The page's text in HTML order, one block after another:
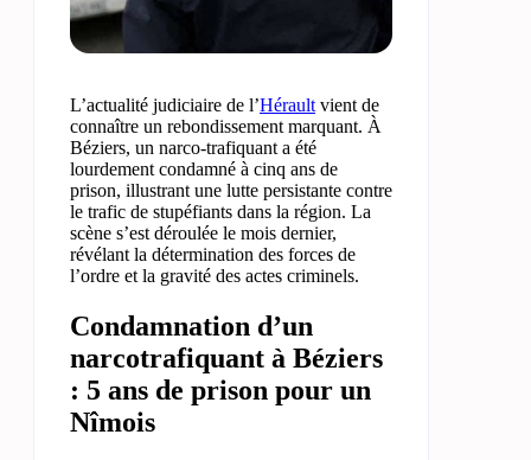
L’actualité judiciaire de l’Hérault vient de
connaître un rebondissement marquant. À
Béziers, un narco-trafiquant a été
lourdement condamné à cinq ans de
prison, illustrant une lutte persistante contre
le trafic de stupéfiants dans la région. La
scène s’est déroulée le mois dernier,
révélant la détermination des forces de
l’ordre et la gravité des actes criminels.
Condamnation d’un
narcotrafiquant à Béziers
: 5 ans de prison pour un
Nîmois